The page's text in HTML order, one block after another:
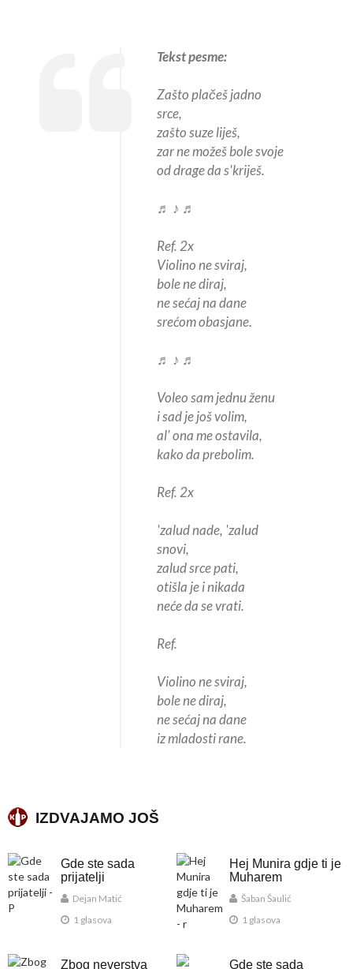
Tekst pesme:
Zašto plačeš jadno
srce,
zašto suze liješ,
zar ne možeš bole svoje
od drage da s'kriješ.
♬ ♪ ♬
Ref. 2x
Violino ne sviraj,
bole ne diraj,
ne sećaj na dane
srećom obasjane.
♬ ♪ ♬
Voleo sam jednu ženu
i sad je još volim,
al' ona me ostavila,
kako da prebolim.
Ref. 2x
'zalud nade, 'zalud
snovi,
zalud srce pati,
otišla je i nikada
neće da se vrati.
Ref.
Violino ne sviraj,
bole ne diraj,
ne sećaj na dane
iz mladosti rane.
IZDVAJAMO JOŠ
Gde ste sada
prijatelji
Dejan Matić
1 glasova
Hej Munira gdje ti je
Muharem
Šaban Šaulić
1 glasova
Zbog neverstva Gde ste sada